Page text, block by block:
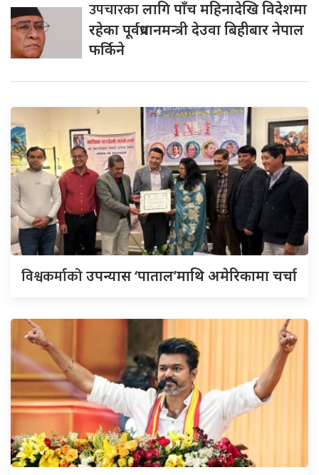
उपचारकालागि पाँच महिनादेखि विदेशमा
रहेका पूर्वप्रधानमन्त्री देउवा बिहीबार नेपाल
फर्किने
विश्वकर्माकोउपन्यास ‘पाताल’माथि अमेरिकामा चर्चा